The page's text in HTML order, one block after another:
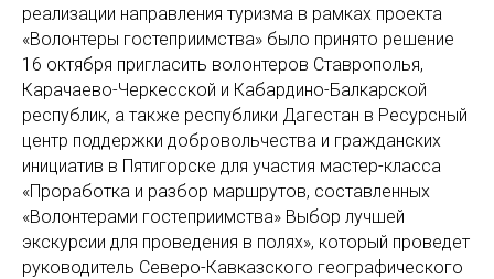
реализации направления туризма в рамках проекта
«Волонтеры гостеприимства» было принято решение
16 октября пригласить волонтеров Ставрополья,
Карачаево-Черкесской и Кабардино-Балкарской
республик, а также республики Дагестан в Ресурсный
центр поддержки добровольчества и гражданских
инициатив в Пятигорске для участия мастер-класса
«Проработка и разбор маршрутов, составленных
«Волонтерами гостеприимства» Выбор лучшей
экскурсии для проведения в полях», который проведет
руководитель Северо-Кавказского географического